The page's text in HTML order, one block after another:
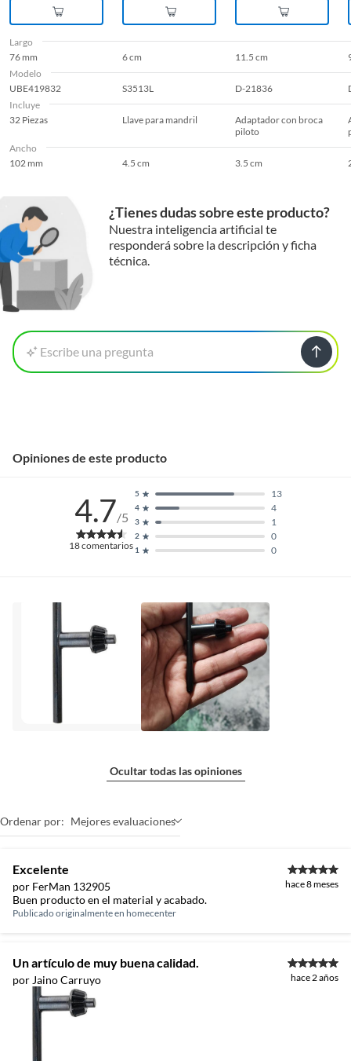
Largo
76 mm
6 cm 11.5 cm
Modelo
UBE419832
S3513L D-21836
Incluye
32 Piezas
Llave para mandril
Adaptador con broca
piloto
Ancho
102 mm
4.5 cm 3.5 cm
¿Tienes dudas sobre este producto?
Nuestra inteligencia artificial te
responderá sobre la descripción y ficha
técnica.
Escribe una pregunta
Opiniones de este producto
4.7/5
18comentarios 1 0
2 0
3 1
4 4
5 13
Ocultar todas las opiniones
Ordenar por: Mejores evaluaciones
Excelente
por FerMan 132905 hace 8 meses
Buen producto en el material y acabado.
Publicado originalmente en homecenter
Un artículo de muy buena calidad.
por Jaino Carruyo hace 2 años